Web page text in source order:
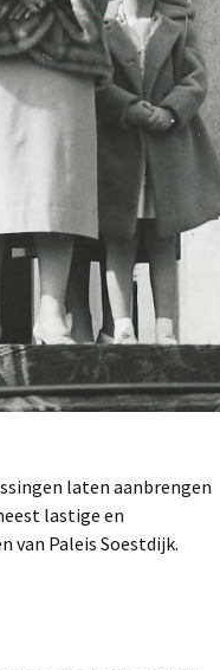
laten aanbrengen
lastige en
van Paleis Soestdijk.